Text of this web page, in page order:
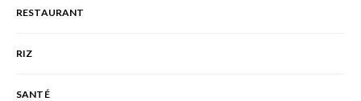
RESTAURANT
RIZ
SANTÉ